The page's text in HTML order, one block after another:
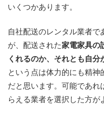
いくつかあります。
自社配送のレンタル業者で
が、配送された家電家具の
くれるのか、それとも自
という点は体力的にも精神
だと思います。可能であれ
らえる業者を選択した方が